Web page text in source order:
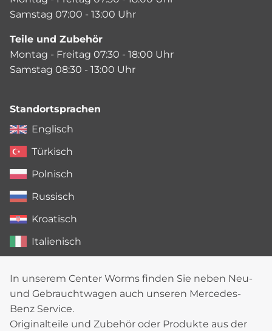
Samstag 07:00 - 13:00 Uhr
Teile und Zubehör
Montag - Freitag 07:30 - 18:00 Uhr
Samstag 08:30 - 13:00 Uhr
Standortsprachen
Englisch
Türkisch
Polnisch
Russisch
Kroatisch
Italienisch
In unserem Center Worms finden Sie neben Neu-
und Gebrauchtwagen auch unseren Mercedes-
Benz Service.
Originalteile und Zubehör oder Produkte aus der